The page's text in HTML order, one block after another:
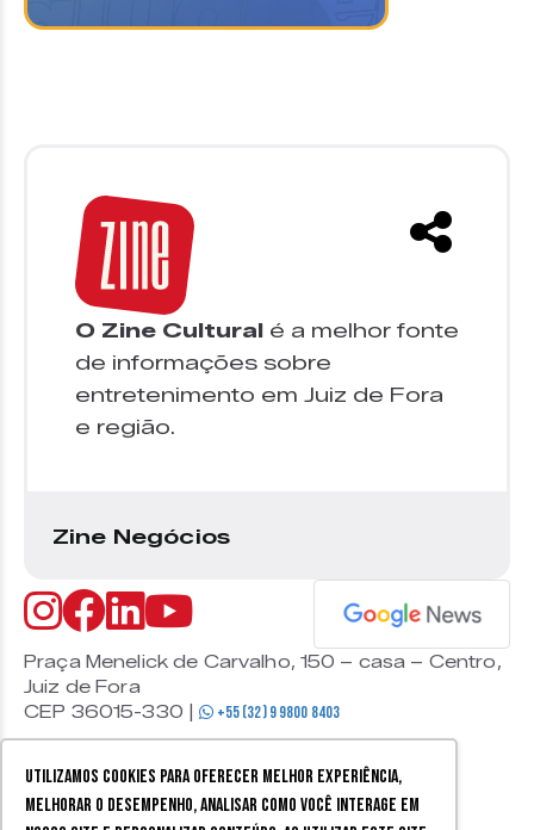
Utilizamos cookies para oferecer melhor experiência,
melhorar o desempenho, analisar como você interage em
O Zine Cultural é a melhor fonte
de informações sobre
entretenimento em Juiz de Fora
e região.
Zine Negócios
Praça Menelick de Carvalho, 150 – casa – Centro,
Juiz de Fora
CEP 36015-330 |
+55 (32) 9 9800 8403